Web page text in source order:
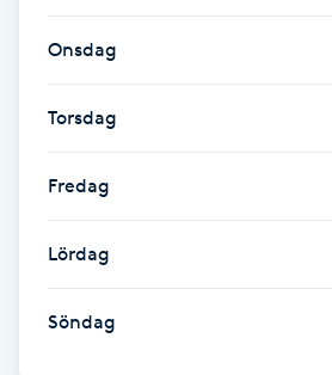
Färgning
Föning
Gel naglar
Onsdag
Torsdag
Fredag
Lördag
Söndag